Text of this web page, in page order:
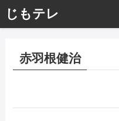
じもテレ
赤羽根健治